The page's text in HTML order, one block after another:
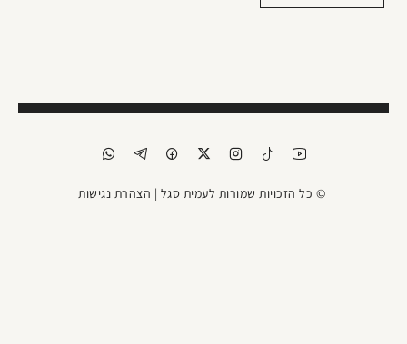
© כל הזכויות שמורות לעמית סגל | הצהרת נגישות